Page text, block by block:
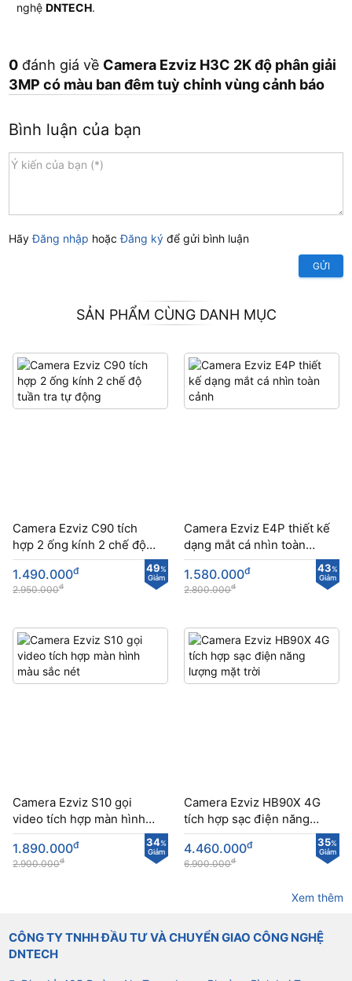
nghệDNTECH.
0 đánh giá về Camera Ezviz H3C 2K độ phân giải
3MP có màu ban đêm tuỳ chỉnh vùng cảnh báo
Bình luận của bạn
HãyĐăng nhập hoặcĐăng ký để gửi bình luận
GỬI
SẢN PHẨM CÙNG DANH MỤC
Camera Ezviz C90 tích
hợp 2 ống kính 2 chế độ
tuần tra tự động
49%
Giảm
1.490.000đ
2.950.000đ
Camera Ezviz E4P thiết kế
dạng mắt cá nhìn toàn
cảnh
43%
Giảm
1.580.000đ
2.800.000đ
Camera Ezviz S10 gọi
video tích hợp màn hình
màu sắc nét
34%
Giảm
1.890.000đ
2.900.000đ
Camera Ezviz HB90X 4G
tích hợp sạc điện năng
lượng mặt trời
35%
Giảm
4.460.000đ
6.900.000đ
Xem thêm
CÔNG TY TNHH ĐẦU TƯ VÀ CHUYỂN GIAO CÔNG NGHỆ
DNTECH